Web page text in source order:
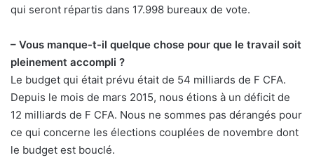
qui seront répartis dans 17.998 bureaux de vote.
– Vous manque-t-il quelque chose pour que le travail soit
pleinement accompli ?
Le budget qui était prévu était de 54 milliards de F CFA.
Depuis le mois de mars 2015, nous étions à un déficit de
12 milliards de F CFA. Nous ne sommes pas dérangés pour
ce qui concerne les élections couplées de novembre dont
le budget est bouclé.